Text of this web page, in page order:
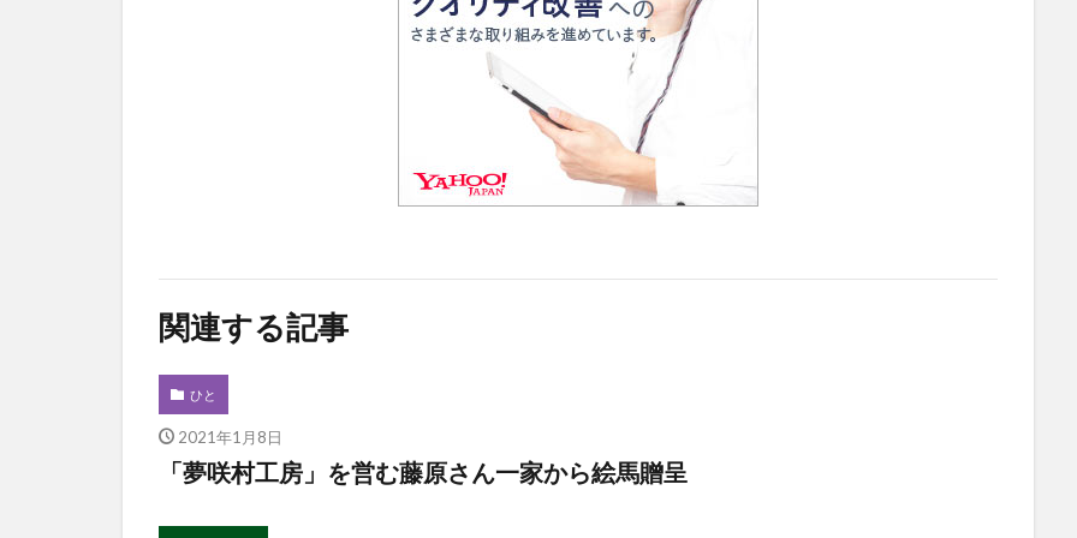
関連する記事
ひと
2021年1月8日
「夢咲村工房」を営む藤原さん一家から絵馬贈呈